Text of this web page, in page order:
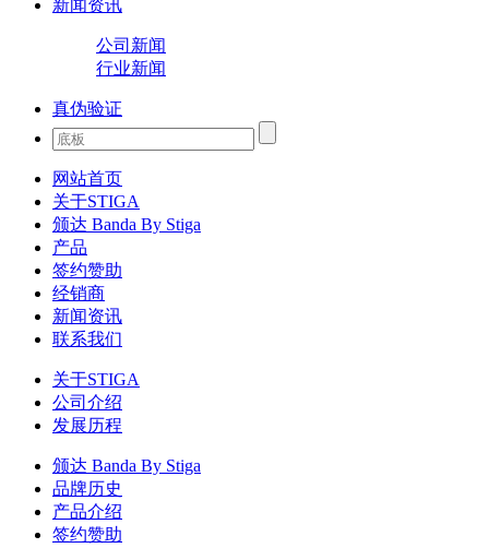
新闻资讯
公司新闻
行业新闻
真伪验证
网站首页
关于STIGA
颁达 Banda By Stiga
产品
签约赞助
经销商
新闻资讯
联系我们
关于STIGA
公司介绍
发展历程
颁达 Banda By Stiga
品牌历史
产品介绍
签约赞助